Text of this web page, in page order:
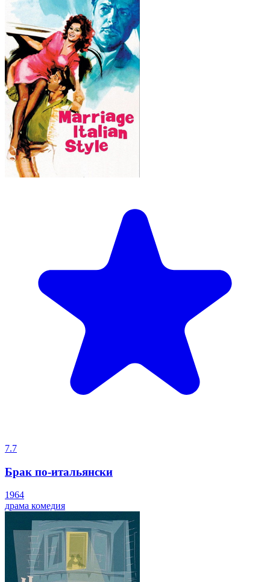
7.7
Брак по-итальянски
1964
драма комедия